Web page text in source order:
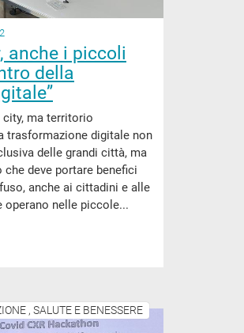
anche i piccoli
della
ma territorio
trasformazione digitale non
delle grandi città, ma
deve portare benefici
anche ai cittadini e alle
operano nelle piccole...
, SALUTE E BENESSERE